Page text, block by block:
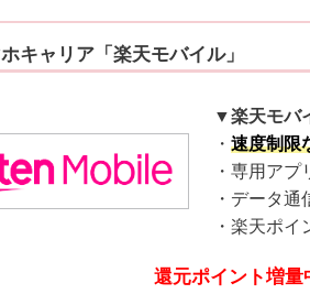
キャリア「楽天モバイル」
▼楽天モバ
・速度制限
・専用ア
・データ
・楽天ポ
還元ポイント増量